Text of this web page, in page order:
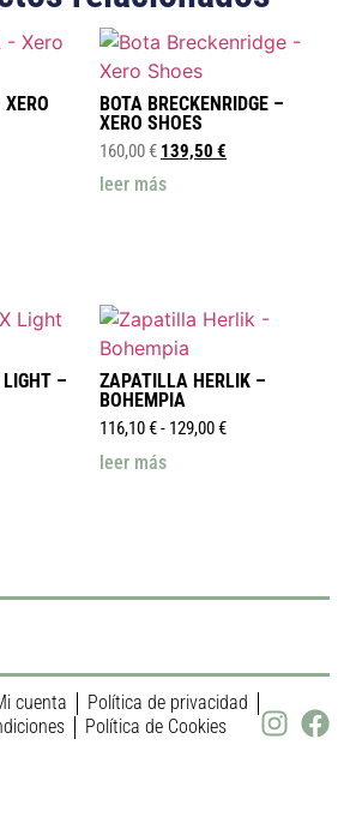
BOTA BRECKENRIDGE –
XERO SHOES
160,00€ 139,50 €
leer más
–
ZAPATILLA HERLIK –
BOHEMPIA
116,10€- 129,00€
leer más
cuenta
Política de privacidad
Política de Cookies